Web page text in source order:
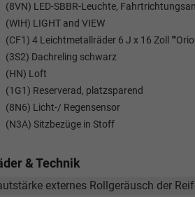
(8VN) LED-SBBR-Leuchte,
(WIH) LIGHT and VIEW
(CF1) 4 Leichtmetallräder 6 J x 16 Zoll
(3S2) Dachreling schwarz
(HN) Loft
(1G1) Reserverad, platzsparend
(8N6) Licht-/ Regensensor
(N3A) Sitzbezüge in Stoff
& Technik
externes Rollgeräusch der
Schael
Verkauf
04181/2176-24